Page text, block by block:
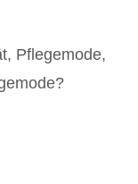
, Pflegemode,